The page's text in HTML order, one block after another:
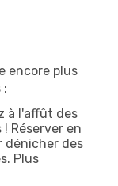
encore plus
:
à l'affût des
Réserver en
dénicher des
Plus